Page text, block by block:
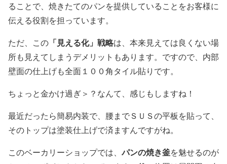
ることで、焼きたてのパンを提供していることをお客様に
伝える役割を担っています。
ただ、この 「見える化」戦略は、本来見えては良くない場
所も見えてしまうデメリットもあります。ですので、内部
壁面の仕上げも全面１００角タイル貼りです。
ちょっと金かけ過ぎ＞？なんて、感じもしますね！
最近だったら簡易内装で、腰までＳＵＳの平板を貼って、
そのトップは塗装仕上げで済ますんですがね。
このベーカリーショップでは、パンの焼き釜を魅せるのが